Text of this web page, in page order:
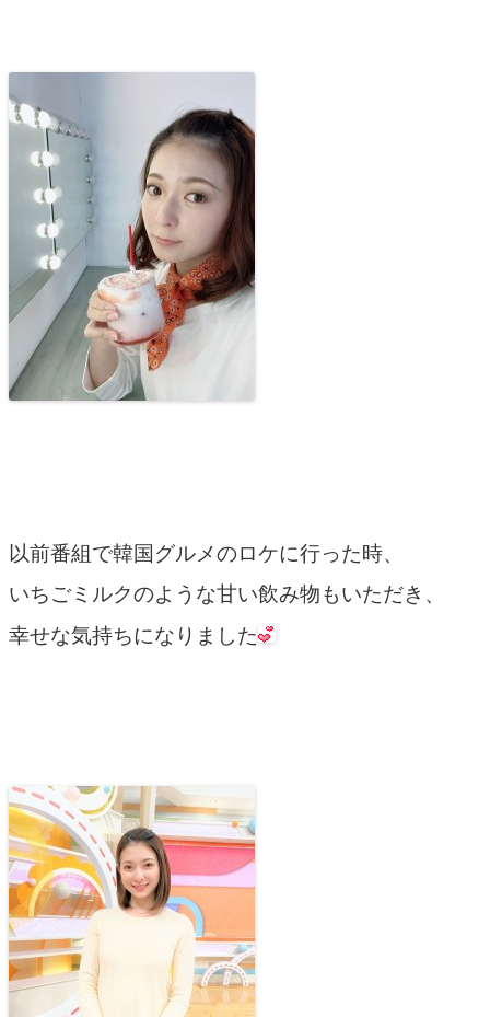
以前番組で韓国グルメのロケに行った時、
いちごミルクのような甘い飲み物もいただき、
幸せな気持ちになりました